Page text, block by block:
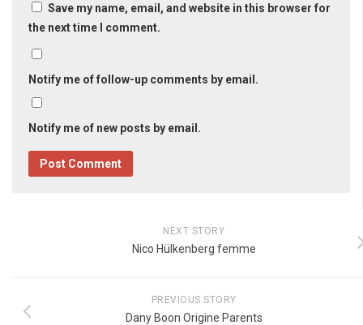
Save my name, email, and website in this browser for
the next time I comment.
Notify me of follow-up comments by email.
Notify me of new posts by email.
NEXT STORY
Nico Hülkenberg femme
PREVIOUS STORY
Dany Boon Origine Parents